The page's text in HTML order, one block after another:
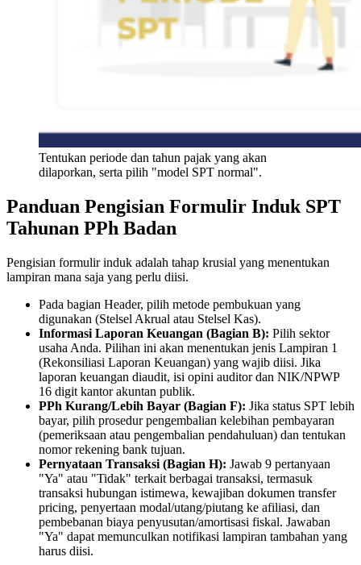
Tentukan periode dan tahun pajak yang akan
dilaporkan, serta pilih "model SPT normal".
Panduan Pengisian Formulir Induk SPT
Tahunan PPh Badan
Pengisian formulir induk adalah tahap krusial yang menentukan
lampiran mana saja yang perlu diisi.
Pada bagian Header, pilih metode pembukuan yang
digunakan (Stelsel Akrual atau Stelsel Kas).
Informasi Laporan Keuangan (Bagian B): Pilih sektor
usaha Anda. Pilihan ini akan menentukan jenis Lampiran 1
(Rekonsiliasi Laporan Keuangan) yang wajib diisi. Jika
laporan keuangan diaudit, isi opini auditor dan NIK/NPWP
16 digit kantor akuntan publik.
PPh Kurang/Lebih Bayar (Bagian F): Jika status SPT lebih
bayar, pilih prosedur pengembalian kelebihan pembayaran
(pemeriksaan atau pengembalian pendahuluan) dan tentukan
nomor rekening bank tujuan.
Pernyataan Transaksi (Bagian H): Jawab 9 pertanyaan
"Ya" atau "Tidak" terkait berbagai transaksi, termasuk
transaksi hubungan istimewa, kewajiban dokumen transfer
pricing, penyertaan modal/utang/piutang ke afiliasi, dan
pembebanan biaya penyusutan/amortisasi fiskal. Jawaban
"Ya" dapat memunculkan notifikasi lampiran tambahan yang
harus diisi.